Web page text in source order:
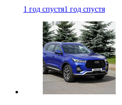
1 год спустя1 год спустя